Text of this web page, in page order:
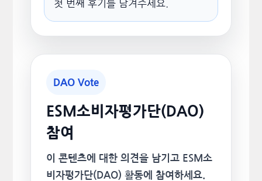
첫 번째 후기를 남겨주세요.
DAO Vote
ESM소비자평가단(DAO)
참여
이 콘텐츠에 대한 의견을 남기고 ESM소
비자평가단(DAO) 활동에 참여하세요.